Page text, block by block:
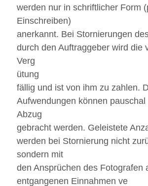
werden nur in schriftlicher Form
Einschreiben)
anerkannt. Bei Stornierungen
durch den Auftraggeber wird die
Verg
ütung
fällig und ist von ihm zu zahlen.
Aufwendungen können pauschal
Abzug
gebracht werden. Geleistete
werden bei Stornierung nicht
sondern mit
den Ansprüchen des Fotografen
entgangenen Einnahmen ve